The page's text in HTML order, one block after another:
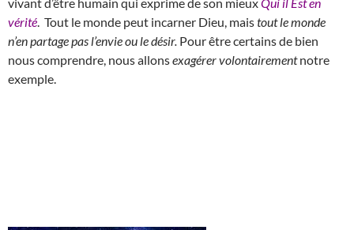
vérité . Tout le monde peut incarner Dieu, maistout le monde
n’en partage pas l’envie ou le désir. Pour être certains de bien
nous comprendre, nous allonsexagérer volontairementnotre
exemple.